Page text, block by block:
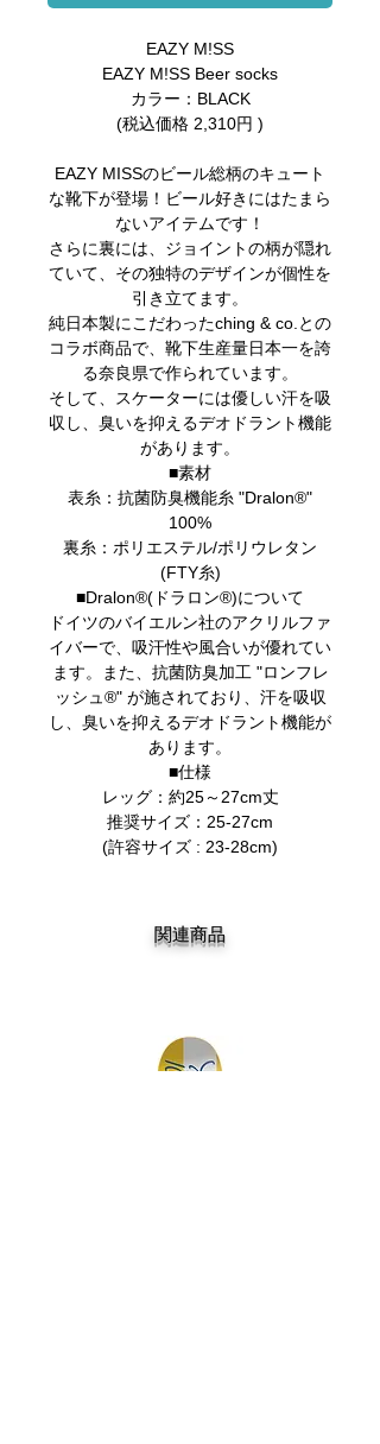
EAZY M!SS
EAZY M!SS Beer socks
カラー：BLACK
(税込価格 2,310円 )
EAZY MISSのビール総柄のキュート
な靴下が登場！ビール好きにはたまら
ないアイテムです！
さらに裏には、ジョイントの柄が隠れ
ていて、その独特のデザインが個性を
引き立てます。
純日本製にこだわったching & co.との
コラボ商品で、靴下生産量日本一を誇
る奈良県で作られています。
そして、スケーターには優しい汗を吸
収し、臭いを抑えるデオドラント機能
があります。
■素材
表糸：抗菌防臭機能糸 "Dralon®︎"
100%
裏糸：ポリエステル/ポリウレタン
(FTY糸)
■Dralon®︎(ドラロン®︎)について
ドイツのバイエルン社のアクリルファ
イバーで、吸汗性や風合いが優れてい
ます。また、抗菌防臭加工 "ロンフレ
ッシュ®" が施されており、汗を吸収
し、臭いを抑えるデオドラント機能が
あります。
■仕様
レッグ：約25～27cm丈
推奨サイズ：25-27cm
(許容サイズ : 23-28cm)
関連商品